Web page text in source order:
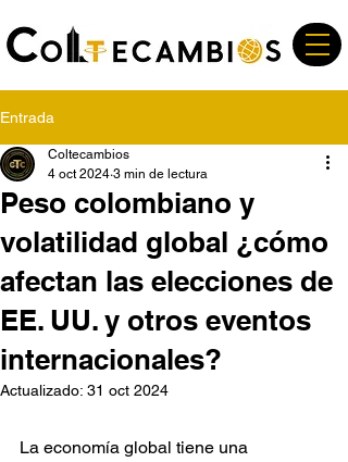
Entrada
Peso colombiano y
volatilidad global ¿cómo
afectan las elecciones de
EE. UU. y otros eventos
internacionales?
Coltecambios
4 oct 2024 3 min de lectura
Actualizado: 31 oct 2024
La economía global tiene una